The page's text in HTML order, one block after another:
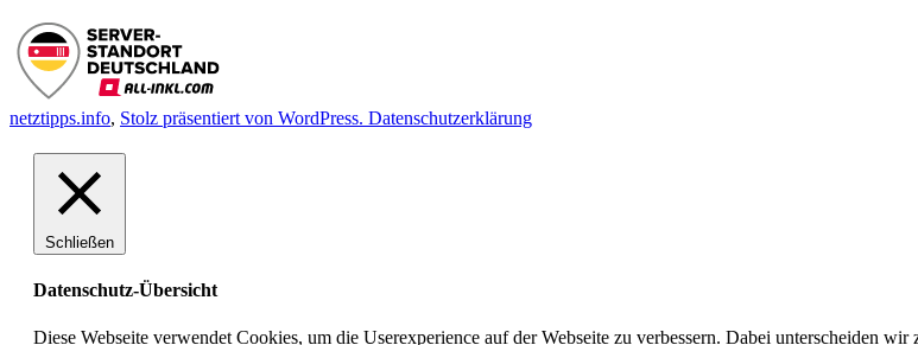
netztipps.info, Stolz präsentiert von WordPress. Datenschutzerklärung
Schließen
Datenschutz-Übersicht
Diese Webseite verwendet Cookies, um die Userexperience auf der Webseite zu verbessern. Dabei unterscheiden